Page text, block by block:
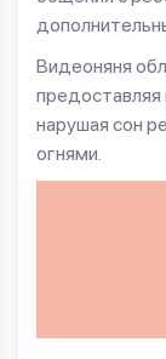
Видеоняня
предоставляя
нарушая сон
огнями.